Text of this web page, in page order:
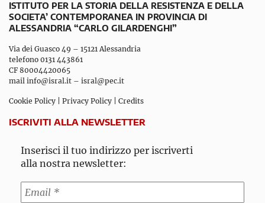
ISTITUTO PER LA STORIA DELLA RESISTENZA E DELLA
SOCIETA’ CONTEMPORANEA IN PROVINCIA DI
ALESSANDRIA “CARLO GILARDENGHI”
Via dei Guasco 49 – 15121 Alessandria
telefono 0131 443861
CF 80004420065
mail info@isral.it – isral@pec.it
Cookie Policy Privacy Policy Credits
ISCRIVITI ALLA NEWSLETTER
Inserisci il tuo indirizzo per iscriverti
alla nostra newsletter: